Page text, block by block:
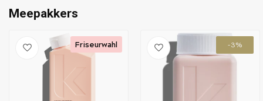
Meepakkers
Friseurwahl -3%